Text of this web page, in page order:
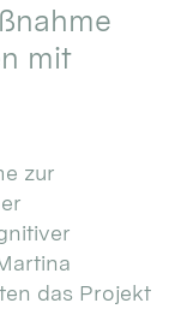
mit
zur
das Projekt